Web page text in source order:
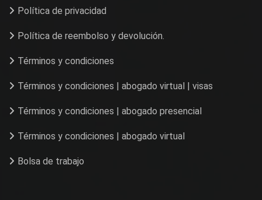
Política de privacidad
Política de reembolso y devolución.
Términos y condiciones
Términos y condiciones | abogado virtual | visas
Términos y condiciones | abogado presencial
Términos y condiciones | abogado virtual
Bolsa de trabajo